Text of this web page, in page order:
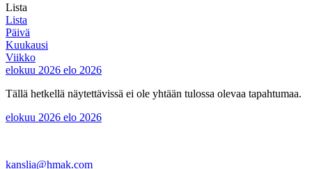
Lista
Lista
Päivä
Kuukausi
Viikko
elokuu 2026 elo 2026
Tällä hetkellä näytettävissä ei ole yhtään tulossa olevaa tapahtumaa.
elokuu 2026 elo 2026
kanslia@hmak.com